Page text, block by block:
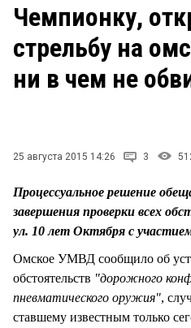
ЗАКОН
НОВОСТИ КОМПАНИЙ
Чемпионку,
стрельбу на
ни в чем не
25 августа 2015 14:26 3
Процессуальное решение
завершения проверки всех
ул. 10 лет Октября с
Омское УМВД сообщило об
обстоятельств "дорожного
пневматического оружия",
ставшему известным только